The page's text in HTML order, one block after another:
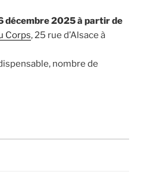
décembre 2025 à partir de
Corps, 25 rue d’Alsace à
nombre de